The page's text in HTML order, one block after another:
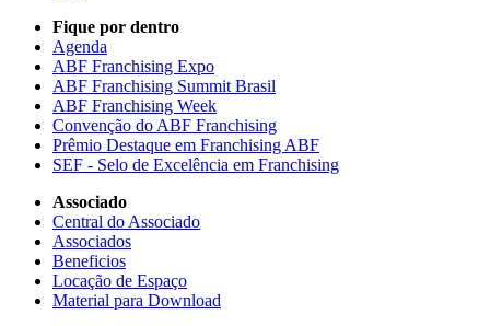
Fique por dentro
Agenda
ABF Franchising Expo
ABF Franchising Summit Brasil
ABF Franchising Week
Convenção do ABF Franchising
Prêmio Destaque em Franchising ABF
SEF - Selo de Excelência em Franchising
Associado
Central do Associado
Associados
Beneficios
Locação de Espaço
Material para Download